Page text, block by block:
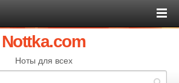
Nottka.com
Ноты для всех